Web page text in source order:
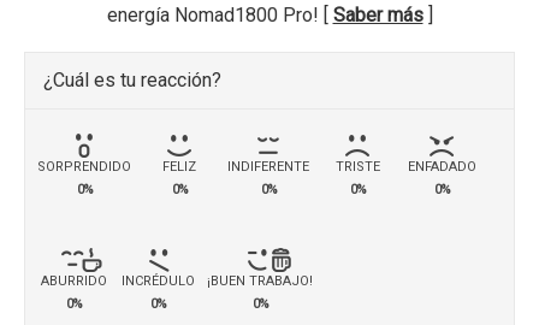
energía Nomad1800 Pro! [ Saber más]
¿Cuál es tu reacción?
SORPRENDIDO
0%
FELIZ
0%
INDIFERENTE
0%
TRISTE
0%
ENFADADO
0%
ABURRIDO
0%
INCRÉDULO
0%
¡BUEN TRABAJO!
0%